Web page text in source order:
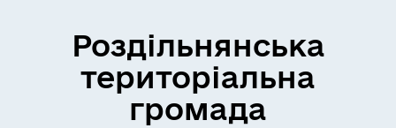
Роздільнянська
територіальна
громада